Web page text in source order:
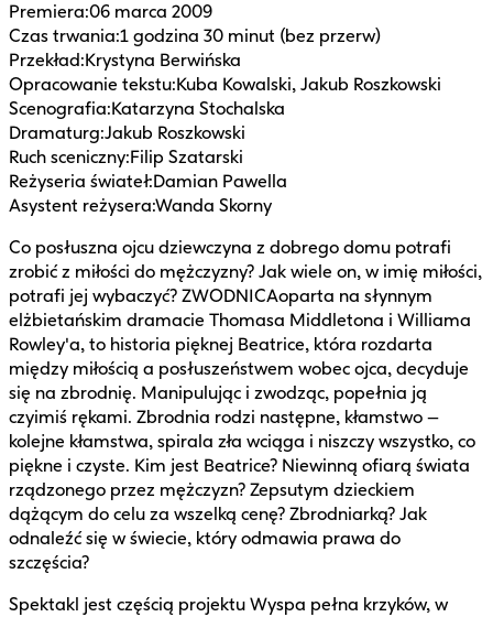
Premiera:06 marca 2009
Czas trwania:1 godzina 30 minut (bez przerw)
Przekład:Krystyna Berwińska
Opracowanie tekstu:Kuba Kowalski, Jakub Roszkowski
Scenografia:Katarzyna Stochalska
Dramaturg:Jakub Roszkowski
Ruch sceniczny:Filip Szatarski
Reżyseria świateł:Damian Pawella
Asystent reżysera:Wanda Skorny
Co posłuszna ojcu dziewczyna z dobrego domu potrafi
zrobić z miłości do mężczyzny? Jak wiele on, w imię miłości,
potrafi jej wybaczyć? ZWODNICAoparta na słynnym
elżbietańskim dramacie Thomasa Middletona i Williama
Rowley'a, to historia pięknej Beatrice, która rozdarta
między miłością a posłuszeństwem wobec ojca, decyduje
się na zbrodnię. Manipulując i zwodząc, popełnia ją
czyimiś rękami. Zbrodnia rodzi następne, kłamstwo –
kolejne kłamstwa, spirala zła wciąga i niszczy wszystko, co
piękne i czyste. Kim jest Beatrice? Niewinną ofiarą świata
rządzonego przez mężczyzn? Zepsutym dzieckiem
dążącym do celu za wszelką cenę? Zbrodniarką? Jak
odnaleźć się w świecie, który odmawia prawa do
szczęścia?
Spektakl jest częścią projektu Wyspa pełna krzyków, w